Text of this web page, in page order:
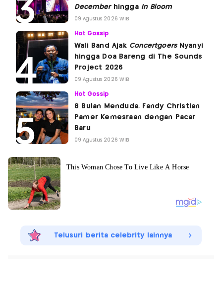
Decemberhingga In Bloom
09 Agustus 2026 WIB
Hot Gossip
Wali Band Ajak ConcertgoersNyanyi
hingga Doa Bareng di The Sounds
Project 2026
09 Agustus 2026 WIB
Hot Gossip
8 Bulan Menduda, Fandy Christian
Pamer Kemesraan dengan Pacar
Baru
09 Agustus 2026 WIB
Telusuri berita celebrity lainnya